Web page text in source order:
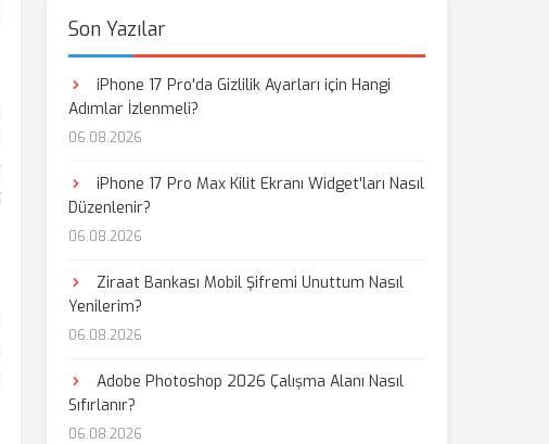
Son Yazılar
iPhone 17 Pro'da Gizlilik Ayarları için Hangi
Adımlar İzlenmeli?
06.08.2026
iPhone 17 Pro Max Kilit Ekranı Widget'ları Nasıl
Düzenlenir?
06.08.2026
Ziraat Bankası Mobil Şifremi Unuttum Nasıl
Yenilerim?
06.08.2026
Adobe Photoshop 2026 Çalışma Alanı Nasıl
Sıfırlanır?
06.08.2026